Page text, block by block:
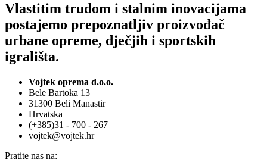
Vlastitim trudom i stalnim inovacijama
postajemo prepoznatljiv proizvođač
urbane opreme, dječjih i sportskih
igrališta.
Vojtek oprema d.o.o.
Bele Bartoka 13
31300 Beli Manastir
Hrvatska
(+385)31 - 700 - 267
vojtek@vojtek.hr
Pratite nas na: